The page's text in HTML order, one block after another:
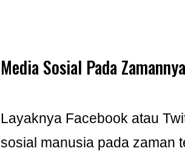
Media Sosial Pada
Layaknya Facebook atau
sosial manusia pada zaman